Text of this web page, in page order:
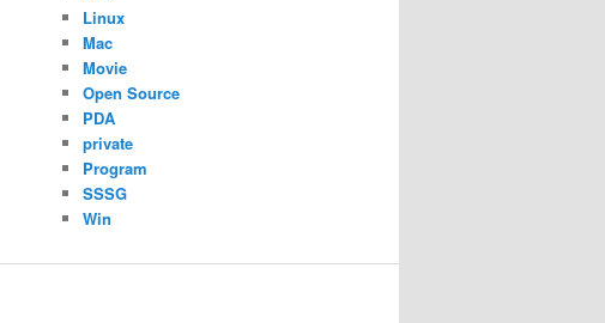
Linux
Mac
Movie
Open Source
PDA
private
Program
SSSG
Win